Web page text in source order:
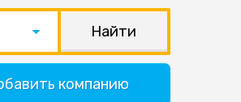
компанию